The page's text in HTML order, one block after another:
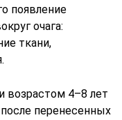
появление
очага:
ткани,
возрастом 4–8 лет
перенесенных